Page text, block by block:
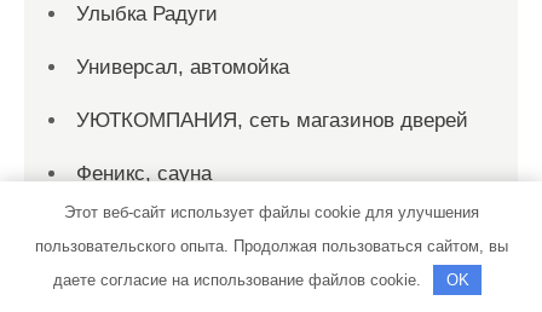
Улыбка Радуги
Универсал, автомойка
УЮТКОМПАНИЯ, сеть магазинов дверей
Феникс, сауна
Форсаж, автомойка
Этот веб-сайт использует файлы cookie для улучшения
пользовательского опыта. Продолжая пользоваться сайтом, вы
даете согласие на использование файлов cookie.
OK